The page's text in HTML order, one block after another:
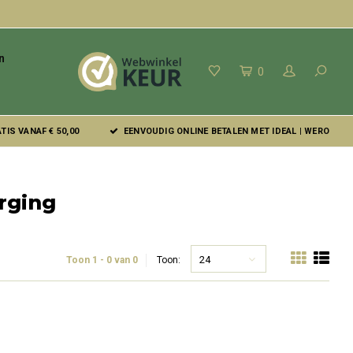
0
VANAF € 50,00 EENVOUDIG ONLINE BETALEN MET IDEAL | WERO
Toon 1 - 0 van 0 Toon: 24